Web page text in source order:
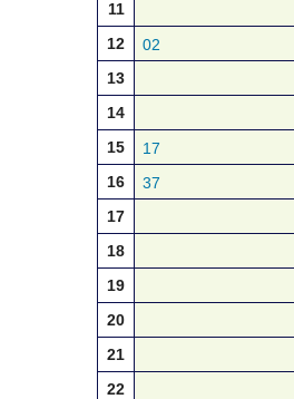
11
12
02
13
14
15
17
16
37
17
18
19
20
21
22